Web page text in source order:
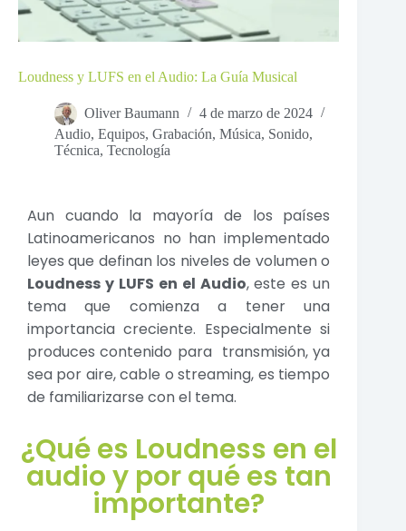
Loudness y LUFS en el Audio: La Guía Musical
Oliver Baumann
4 de marzo de 2024
Audio, Equipos, Grabación, Música, Sonido,
Técnica, Tecnología
Aun cuando la mayoría de los países
Latinoamericanos no han implementado
leyes que definan los niveles de volumen o
Loudness y LUFS en el Audio, este es un
tema que comienza a tener una
importancia creciente. Especialmente si
produces contenido para transmisión, ya
sea por aire, cable o streaming, es tiempo
de familiarizarse con el tema.
¿Qué es Loudness en el
audio y por qué es tan
importante?